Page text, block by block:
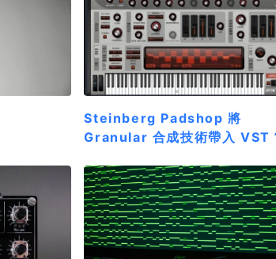
Steinberg Padshop 將
Granular 合成技術帶入 VST